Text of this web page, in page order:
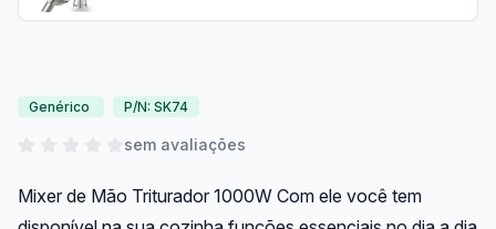
Genérico P/N: SK74
sem avaliações
Mixer de Mão Triturador 1000W Com ele você tem